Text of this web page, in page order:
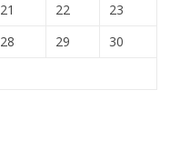
21 22
23
28 29
30